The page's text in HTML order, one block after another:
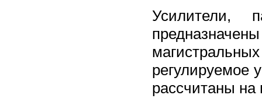
Усилители,
регулируемое
рассчитаны на